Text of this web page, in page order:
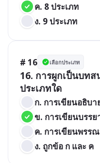
ค. 8 ประเภท
ง. 9 ประเภท
# 16 เลือกประเภท
16. การผูกเป็นบท
ก. การเขียนอธิบา
ข. การเขียนบรรย
ค. การเขียนพรร
ง. ถูกข้อ ก และ ค